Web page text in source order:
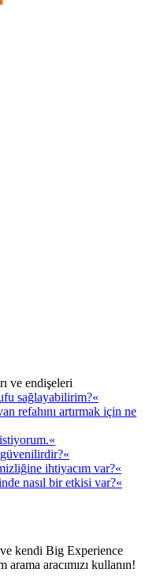
ve endişeleri
sağlayabilirim?«
refahını artırmak için ne
ihtiyacım var?«
nasıl bir etkisi var?«
ve kendi Big Experience
aracımızı kullanın!